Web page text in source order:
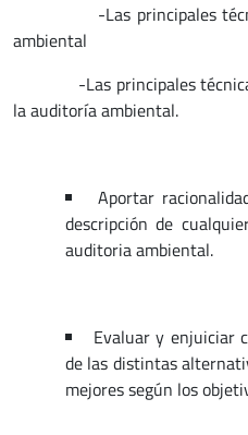
-Las principales
ambiental
-Las principales técnicas
la auditoría ambiental.
Aportar
descripción de
auditoria ambiental.
Evaluar y enjuiciar
de las distintas
mejores según los